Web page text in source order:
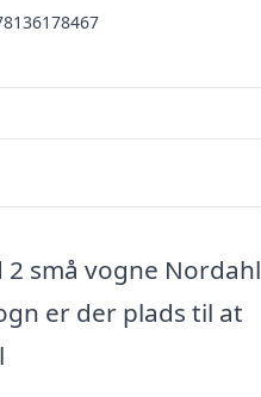
små vogne Nordahl
er der plads til at